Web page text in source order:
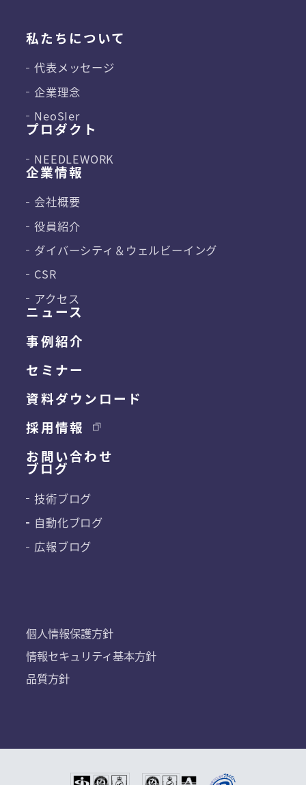
個人情報保護方針
情報セキュリティ基本方針
品質方針
ニュース
事例紹介
セミナー
資料ダウンロード
採用情報
お問い合わせ
私たちについて
代表メッセージ
企業理念
NeoSIer
プロダクト
NEEDLEWORK
企業情報
会社概要
役員紹介
ダイバーシティ＆ ウェルビーイング
CSR
アクセス
ブログ
技術ブログ
自動化ブログ
広報ブログ